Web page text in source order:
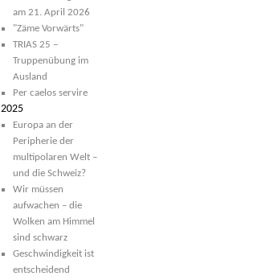
am 21. April 2026
"Zäme Vorwärts"
TRIAS 25 –
Truppenübung im
Ausland
Per caelos servire
2025
Europa an der
Peripherie der
multipolaren Welt –
und die Schweiz?
Wir müssen
aufwachen – die
Wolken am Himmel
sind schwarz
Geschwindigkeit ist
entscheidend